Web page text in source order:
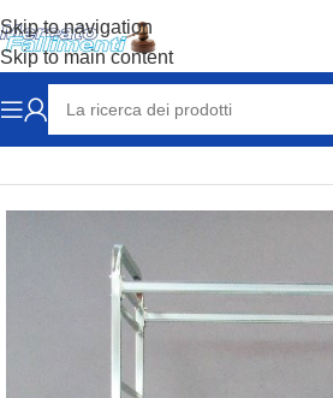
Skip to navigation
Skip to main content
Home ARREDAMENTO NEGOZI